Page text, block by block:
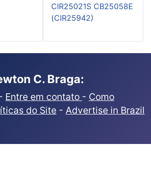
CIR25021S CB25058E
(CIR25942)
C. Braga:
Entre em contato - Como
do Site - Advertise in Brazil